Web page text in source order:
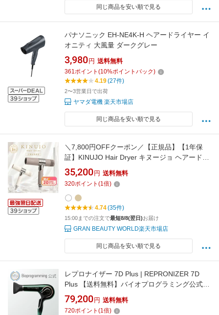
同じ商品を安い順で見る
パナソニック EH-NE4K-H ヘアードライヤー イ
オニティ 大風量 ダークグレー
3,980 円 送料無料
361ポイント (10%ポイントバック)
4.19(27件)
2〜3営業日で出荷
ヤマダ電機 楽天市場店
同じ商品を安い順で見る
＼7,800円OFFクーポン／【正規品】【1年保
証】KINUJO Hair Dryer キヌージョ ヘアードラ
イヤー モカ ホワイト 絹女 KH302 KH301
35,200 円 送料無料
320ポイント (1倍)
4.74(35件)
15:00までの注文で最短8/8(翌日)お届け
GRAN BEAUTY WORLD楽天市場店
同じ商品を安い順で見る
レプロナイザー 7D Plus | REPRONIZER 7D
Plus 【送料無料】バイオプログラミング公式ブ
ランド(メーカー:リュミエリーナ)
79,200 円 送料無料
720ポイント (1倍)